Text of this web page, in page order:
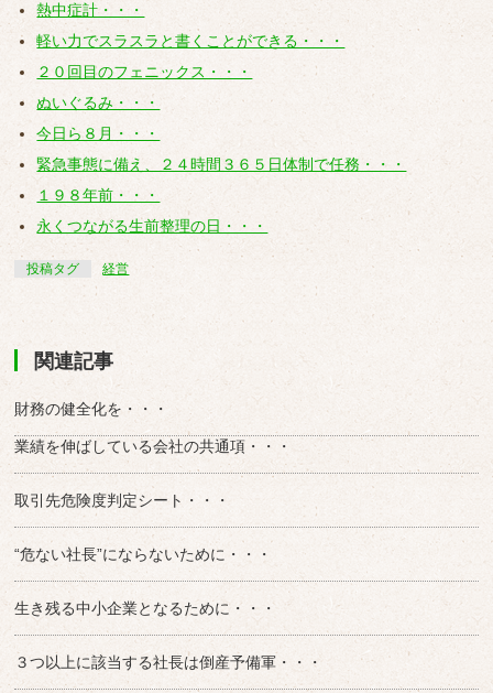
熱中症計・・・
軽い力でスラスラと書くことができる・・・
２０回目のフェニックス・・・
ぬいぐるみ・・・
今日ら８月・・・
緊急事態に備え、２４時間３６５日体制で任務・・・
１９８年前・・・
永くつながる生前整理の日・・・
投稿タグ 経営
関連記事
財務の健全化を・・・
業績を伸ばしている会社の共通項・・・
取引先危険度判定シート・・・
“危ない社長”にならないために・・・
生き残る中小企業となるために・・・
３つ以上に該当する社長は倒産予備軍・・・